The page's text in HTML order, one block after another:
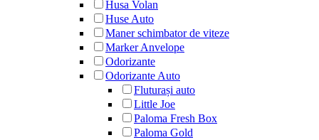
Husa Volan
Huse Auto
Maner schimbator de viteze
Marker Anvelope
Odorizante
Odorizante Auto
Fluturași auto
Little Joe
Paloma Fresh Box
Paloma Gold